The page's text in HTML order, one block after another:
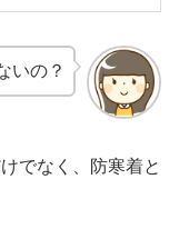
いの？
でなく、防寒着と